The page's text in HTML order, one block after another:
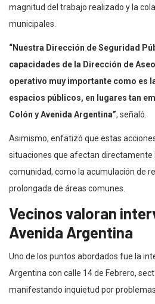
magnitud del trabajo realizado y la
municipales.
“Nuestra Dirección de Seguridad
capacidades de la Dirección de
operativo muy importante como es
espacios públicos, en lugares tan
Colón y Avenida Argentina”, señaló.
Asimismo, enfatizó que estas
situaciones que afectan directamente
comunidad, como la acumulación de
prolongada de áreas comunes.
Vecinos valoran
Avenida Argentina
Uno de los puntos abordados fue la
Argentina con calle 14 de Febrero,
manifestando inquietud por